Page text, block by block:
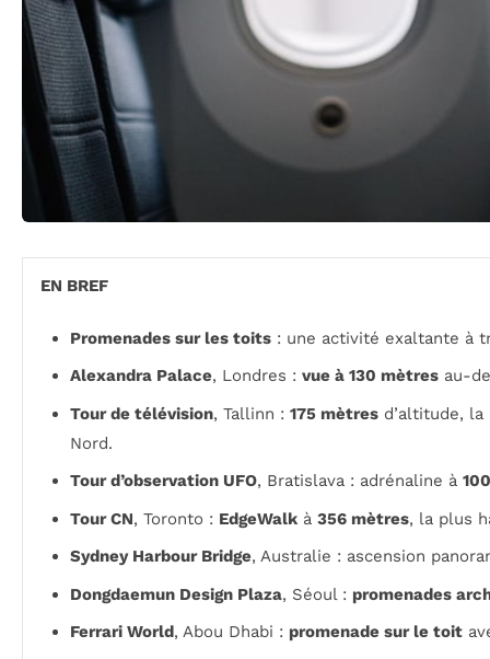
EN BREF
Promenades sur les toits : une activité exaltante à
Alexandra Palace, Londres : vue à 130 mètres au-
Tour de télévision, Tallinn : 175 mètres d’altitude,
Nord.
Tour d’observation UFO, Bratislava : adrénaline à
Tour CN, Toronto : EdgeWalk à 356 mètres, la plus
Sydney Harbour Bridge, Australie : ascension
Dongdaemun Design Plaza, Séoul : promenades
Ferrari World, Abou Dhabi : promenade sur le toit